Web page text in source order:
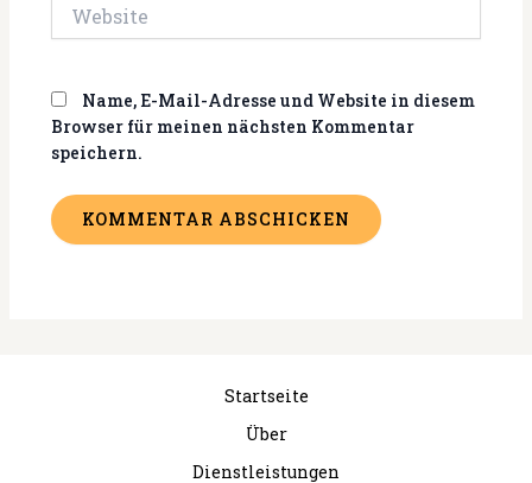
Name, E-Mail-Adresse und Website in diesem
Browser für meinen nächsten Kommentar
speichern.
Startseite
Über
Dienstleistungen